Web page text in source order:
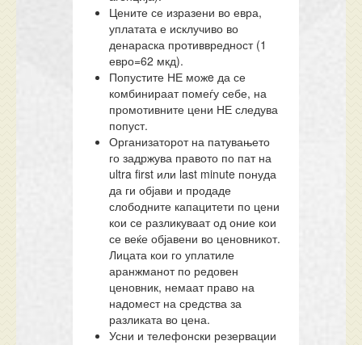
Цените се изразени во евра,
уплатата е исклучиво во
денараска противвредност (1
евро=62 мкд).
Попустите НЕ можe да се
комбинираат помеѓу себе, на
промотивните цени НЕ следува
попуст.
Организаторот на патувањето
го задржува правото по пат на
ultra first или last minute понуда
да ги објави и продаде
слободните капацитети по цени
кои се разликуваат од оние кои
се веќе објавени во ценовникот.
Лицата кои го уплатиле
аранжманот по редовен
ценовник, немаат право на
надомест на средства за
разликата во цена.
Усни и телефонски резервации